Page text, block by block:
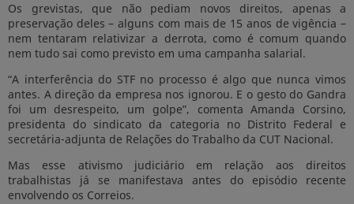
Os grevistas, que não pediam novos direitos, apenas a
preservação deles – alguns com mais de 15 anos de vigência –
nem tentaram relativizar a derrota, como é comum quando
nem tudo sai como previsto em uma campanha salarial.
“A interferência do STF no processo é algo que nunca vimos
antes. A direção da empresa nos ignorou. E o gesto do Gandra
foi um desrespeito, um golpe”, comenta Amanda Corsino,
presidenta do sindicato da categoria no Distrito Federal e
secretária-adjunta de Relações do Trabalho da CUT Nacional.
Mas esse ativismo judiciário em relação aos direitos
trabalhistas já se manifestava antes do episódio recente
envolvendo os Correios.